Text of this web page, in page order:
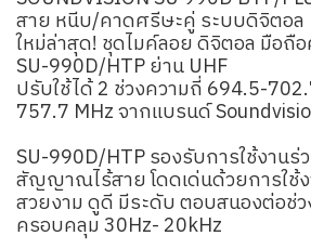
สาย หนีบ/คาดศรีษะคู่ ระบบดิจิตอล
ใหม่ล่าสุด! ชุดไมค์ลอย ดิจิตอล มือถือ
SU-990D/HTP ย่าน UHF
ปรับใช้ได้ 2 ช่วงความถี่ 694.5-
757.7 MHz จากแบรนด์
SU-990D/HTP รองรับการใช้งานร่
สัญญาณไร้สาย โดดเด่นด้วยการใช้
สวยงาม ดูดี มีระดับ ตอบสนองต่อช่
ครอบคลุม 30Hz- 20kHz